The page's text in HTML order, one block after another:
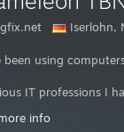
Iserlohn,
been using
IT professions I
the reason i
info